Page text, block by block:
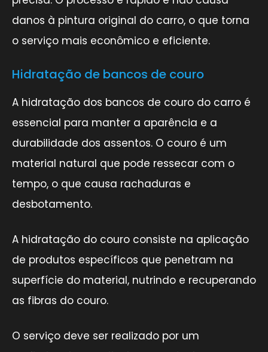
danos à pintura original do carro, o que torna
o serviço mais econômico e eficiente.
Hidratação de bancos de couro
A hidratação dos bancos de couro do carro é
essencial para manter a aparência e a
durabilidade dos assentos. O couro é um
material natural que pode ressecar com o
tempo, o que causa rachaduras e
desbotamento.
A hidratação do couro consiste na aplicação
de produtos específicos que penetram na
superfície do material, nutrindo e recuperando
as fibras do couro.
O serviço deve ser realizado por um